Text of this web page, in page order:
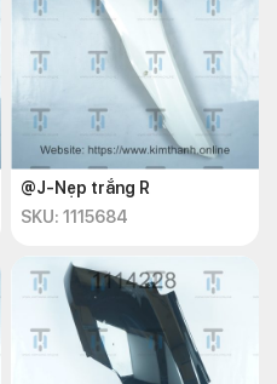
@J-Nẹp trắng R
SKU: 1115684